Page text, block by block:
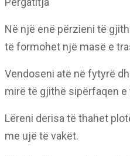
Në një enë përzieni të
të formohet një masë e
Vendoseni atë në fytyrë
mirë të gjithë sipërfaqen
Lëreni derisa të thahet
me ujë të vakët.